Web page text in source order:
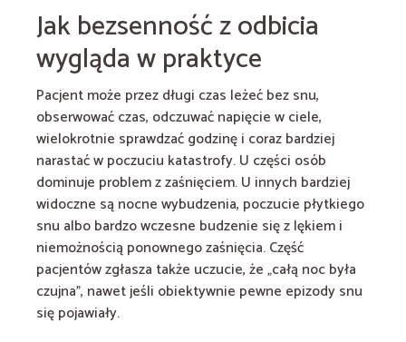
Jak bezsenność z odbicia
wygląda w praktyce
Pacjent może przez długi czas leżeć bez snu,
obserwować czas, odczuwać napięcie w ciele,
wielokrotnie sprawdzać godzinę i coraz bardziej
narastać w poczuciu katastrofy. U części osób
dominuje problem z zaśnięciem. U innych bardziej
widoczne są nocne wybudzenia, poczucie płytkiego
snu albo bardzo wczesne budzenie się z lękiem i
niemożnością ponownego zaśnięcia. Część
pacjentów zgłasza także uczucie, że „całą noc była
czujna”, nawet jeśli obiektywnie pewne epizody snu
się pojawiały.